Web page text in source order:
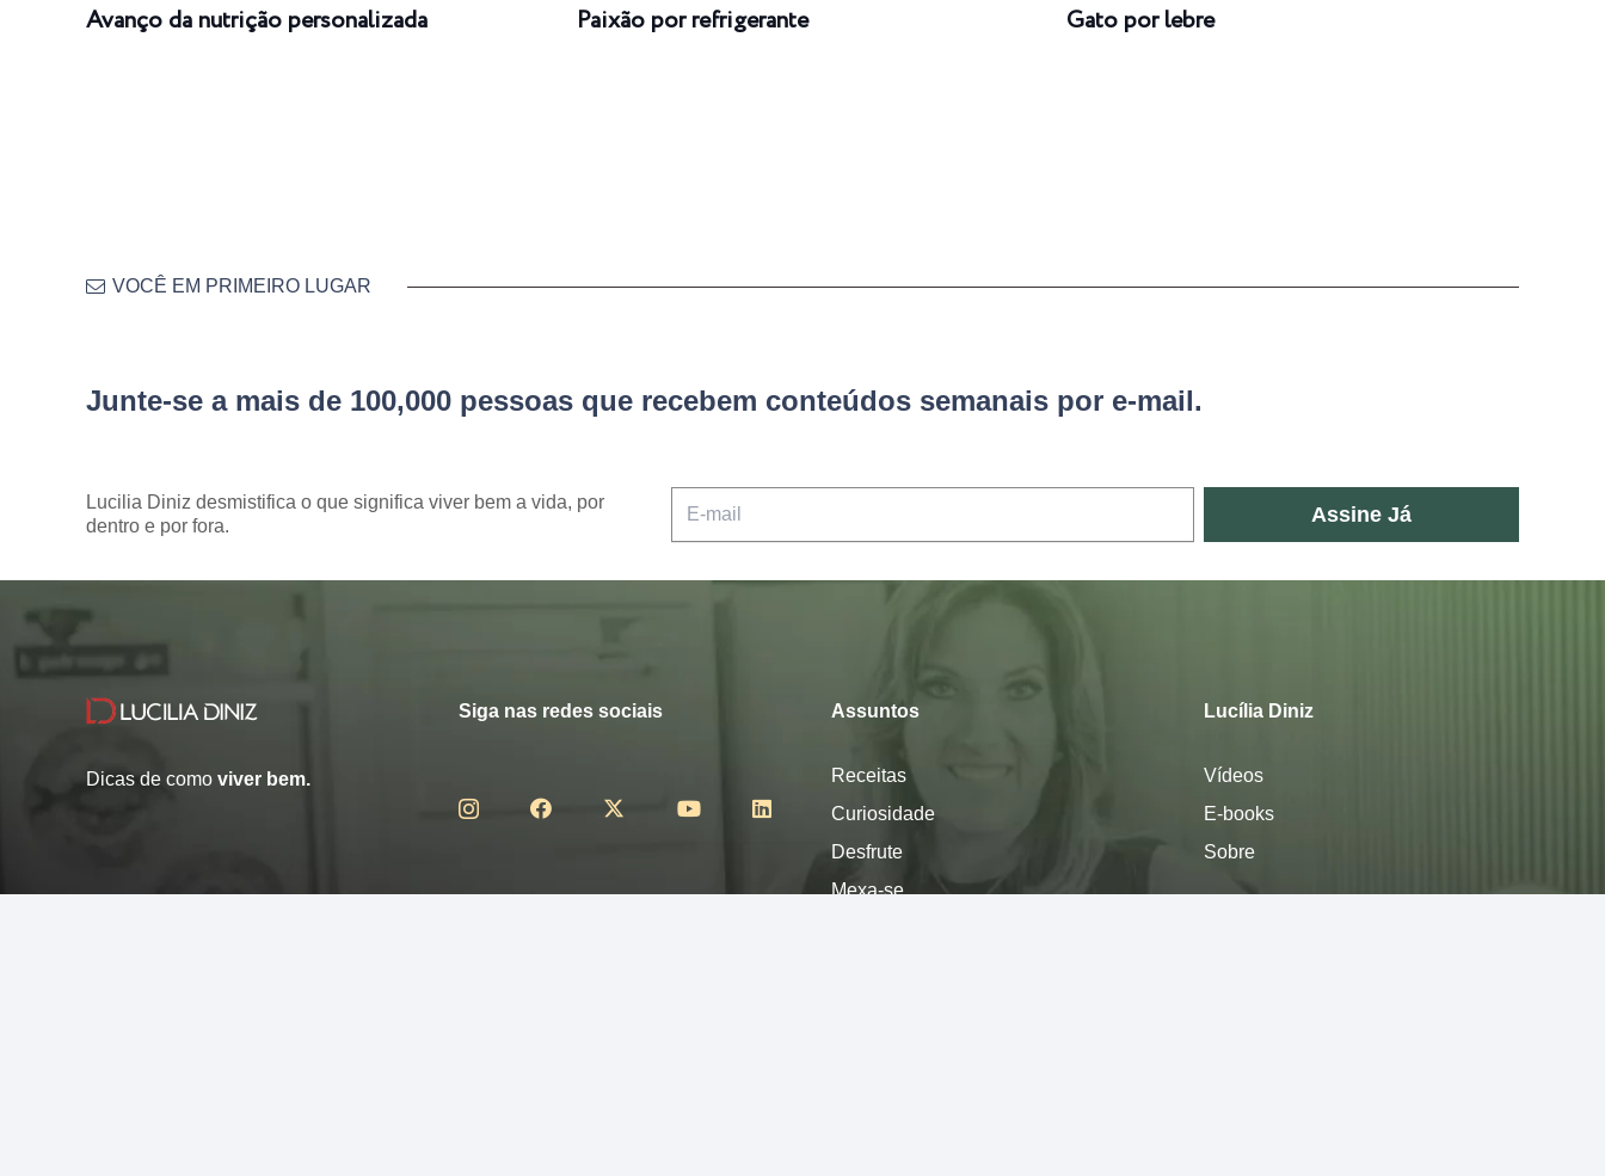
Avanço da nutrição personalizada Paixão por refrigerante Gato por lebre
VOCÊ EM PRIMEIRO LUGAR
Junte-se a mais de 100,000 pessoas que recebem conteúdos semanais por e-mail.
Lucilia Diniz desmistifica o que significa viver bem a vida, por
dentro e por fora.
Assine Já
Dicas de como viver bem.
Siga nas redes sociais Assuntos
Receitas
Curiosidade
Desfrute
Mexa-se
Lucília Diniz
Vídeos
E-books
Sobre